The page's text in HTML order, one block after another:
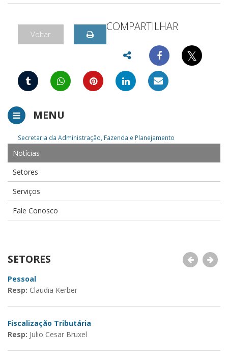
Voltar
COMPARTILHAR
𝕏
MENU
Secretaria da Administração, Fazenda e Planejamento
Notícias
Setores
Serviços
Fale Conosco
SETORES
Pessoal
Resp: Claudia Kerber
Fiscalização Tributária
Resp: Julio Cesar Bruxel